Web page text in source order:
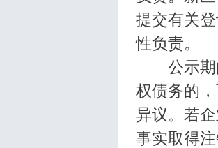
提交有关
性负责。
公示期内
权债务的
异议。若
事实取得